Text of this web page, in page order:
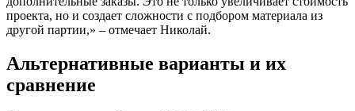
проекта, но и создает сложности с подбором материала из
другой партии,» – отмечает Николай.
Альтернативные варианты и их
сравнение